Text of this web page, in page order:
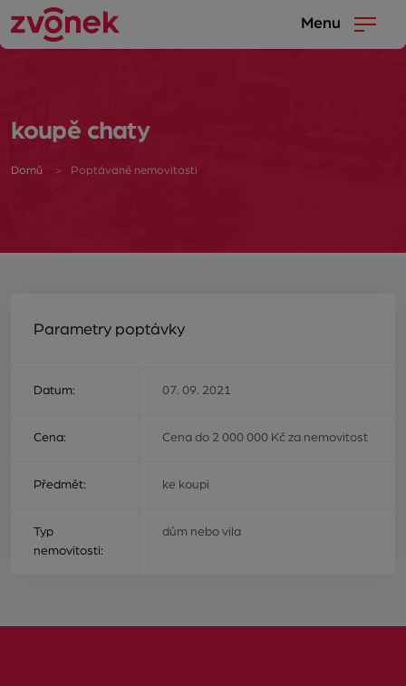
Menu
koupě chaty
Domů Poptávané nemovitosti
Parametry poptávky
Datum: 07. 09. 2021
Cena: Cena do 2 000 000 Kč za nemovitost
Předmět: ke koupi
Typ
nemovitosti:
dům nebo vila